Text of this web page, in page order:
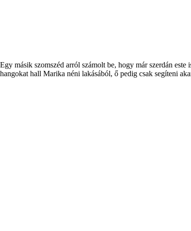
Egy másik szomszéd arról számolt be, hogy már szerdán
hangokat hall Marika néni lakásából, ő pedig csak segíteni